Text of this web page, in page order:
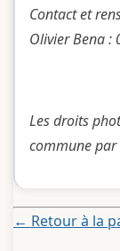
Contact et
Olivier Bena :
Les droits
commune
← Retour à la